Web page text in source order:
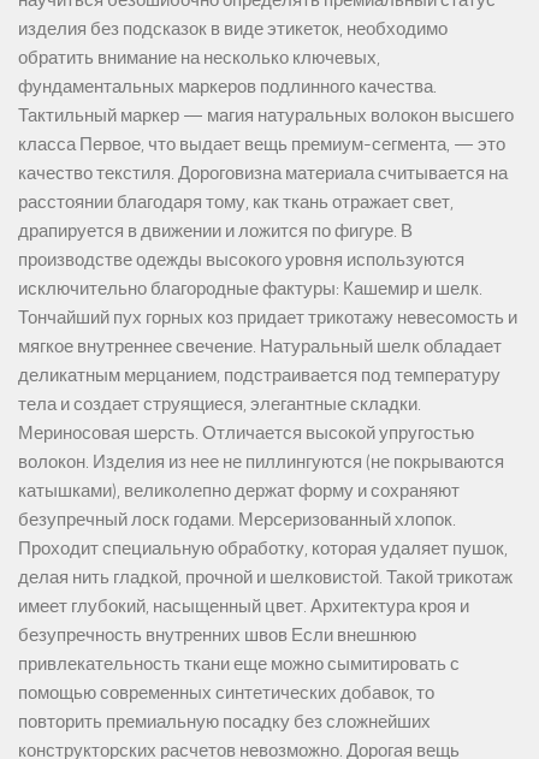
изделия без подсказок в виде этикеток, необходимо
обратить внимание на несколько ключевых,
фундаментальных маркеров подлинного качества.
Тактильный маркер — магия натуральных волокон высшего
класса Первое, что выдает вещь премиум-сегмента, — это
качество текстиля. Дороговизна материала считывается на
расстоянии благодаря тому, как ткань отражает свет,
драпируется в движении и ложится по фигуре. В
производстве одежды высокого уровня используются
исключительно благородные фактуры: Кашемир и шелк.
Тончайший пух горных коз придает трикотажу невесомость и
мягкое внутреннее свечение. Натуральный шелк обладает
деликатным мерцанием, подстраивается под температуру
тела и создает струящиеся, элегантные складки.
Мериносовая шерсть. Отличается высокой упругостью
волокон. Изделия из нее не пиллингуются (не покрываются
катышками), великолепно держат форму и сохраняют
безупречный лоск годами. Мерсеризованный хлопок.
Проходит специальную обработку, которая удаляет пушок,
делая нить гладкой, прочной и шелковистой. Такой трикотаж
имеет глубокий, насыщенный цвет. Архитектура кроя и
безупречность внутренних швов Если внешнюю
привлекательность ткани еще можно сымитировать с
помощью современных синтетических добавок, то
повторить премиальную посадку без сложнейших
конструкторских расчетов невозможно. Дорогая вещь